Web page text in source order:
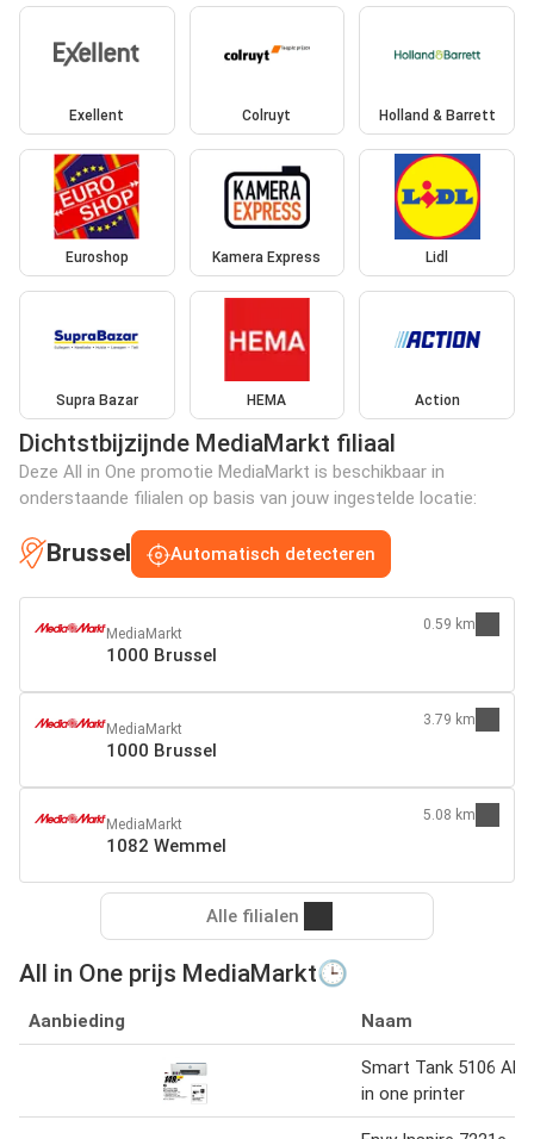
Exellent Colruyt Holland & Barrett
Euroshop Kamera Express Lidl
Supra Bazar HEMA Action
Dichtstbijzijnde MediaMarkt filiaal
Deze All in One promotie MediaMarkt is beschikbaar in
onderstaande filialen op basis van jouw ingestelde locatie:
Brussel Automatisch detecteren
MediaMarkt
1000 Brussel
0.59 km
MediaMarkt
1000 Brussel
3.79 km
MediaMarkt
1082 Wemmel
5.08 km
Alle filialen
All in One prijs MediaMarkt🕒
Aanbieding Naam
Smart Tank 5106 All
in one printer